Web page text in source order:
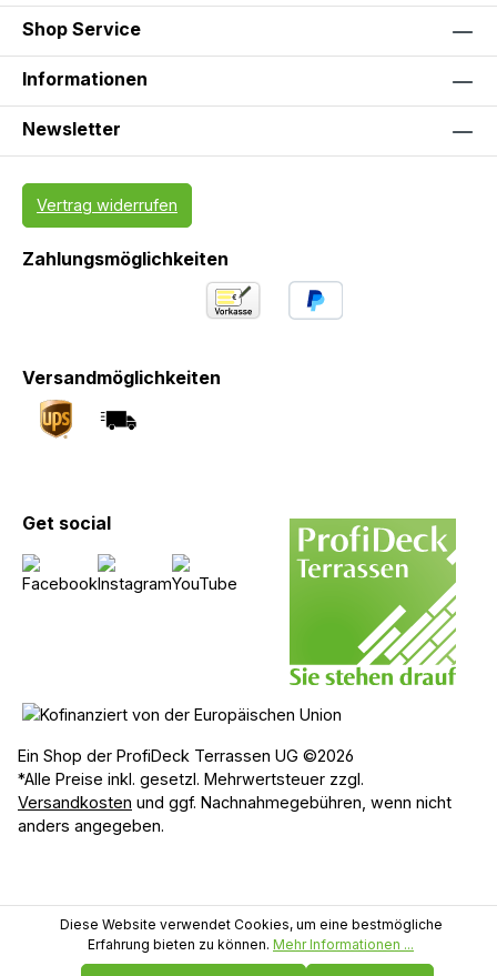
Shop Service
Informationen
Newsletter
Vertrag widerrufen
Zahlungsmöglichkeiten
Versandmöglichkeiten
Get social
Ein Shop der ProfiDeck Terrassen UG ©2026
*Alle Preise inkl. gesetzl. Mehrwertsteuer zzgl.
Versandkosten und ggf. Nachnahmegebühren, wenn nicht
anders angegeben.
Diese Website verwendet Cookies, um eine bestmögliche
Erfahrung bieten zu können. Mehr Informationen ...